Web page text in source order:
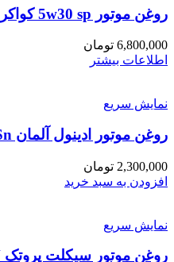
روغن موتور 5w30 sp کواکر QUAKER آمریکا
6,800,000 تومان
اطلاعات بیشتر
نمایش سریع
روغن موتور ادینول آلمان 5W40 Sn حجم 1 لیتر
2,300,000 تومان
افزودن به سبد خرید
نمایش سریع
روغن موتور سیکلت پروتک 10W50 SN حجم 1 لیتر